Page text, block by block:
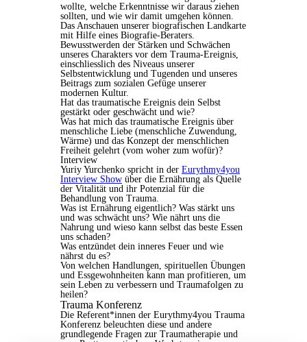
wollte, welche Erkenntnisse wir daraus ziehen
sollten, und wie wir damit umgehen können.
Das Anschauen unserer biografischen Landkarte
mit Hilfe eines Biografie-Beraters.
Bewusstwerden der Stärken und Schwächen
unseres Charakters vor dem Trauma-Ereignis,
einschliesslich des Niveaus unserer
Selbstentwicklung und Tugenden und unseres
Beitrags zum sozialen Gefüge unserer
modernen Kultur.
Hat das traumatische Ereignis dein Selbst
gestärkt oder geschwächt und wie?
Was hat mich das traumatische Ereignis über
menschliche Liebe (menschliche Zuwendung,
Wärme) und das Konzept der menschlichen
Freiheit gelehrt (vom woher zum wofür)?
Interview
Yuriy Yurchenko spricht in der Eurythmy4you
Interview Show über die Ernährung als Quelle
der Vitalität und ihr Potenzial für die
Behandlung von Trauma.
Was ist Ernährung eigentlich? Was stärkt uns
und was schwächt uns? Wie nährt uns die
Nahrung und wieso kann selbst das beste Essen
uns schaden?
Was entzündet dein inneres Feuer und wie
nährst du es?
Von welchen Handlungen, spirituellen Übungen
und Essgewohnheiten kann man profitieren, um
sein Leben zu verbessern und Traumafolgen zu
heilen?
Trauma Konferenz
Die Referent*innen der Eurythmy4you Trauma
Konferenz beleuchten diese und andere
grundlegende Fragen zur Traumatherapie und